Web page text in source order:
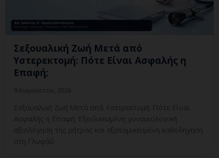
Σεξουαλική Ζωή Μετά από
Υστερεκτομή: Πότε Είναι Ασφαλής η
Επαφή;
Σεξουαλική Ζωή Μετά από Υστερεκτομή: Πότε Είναι
Ασφαλής η Επαφή; Εξειδικευμένη γυναικολογική
αξιολόγηση της μήτρας και εξατομικευμένη καθοδήγηση
στη Γλυφάδ